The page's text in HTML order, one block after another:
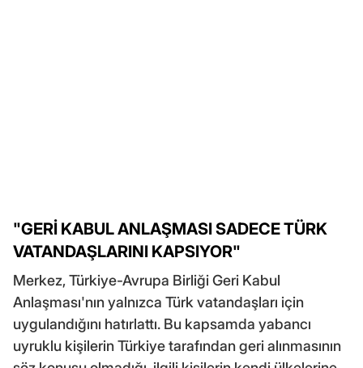
"GERİ KABUL ANLAŞMASI SADECE TÜRK
VATANDAŞLARINI KAPSIYOR"
Merkez, Türkiye-Avrupa Birliği Geri Kabul
Anlaşması'nın yalnızca Türk vatandaşları için
uygulandığını hatırlattı. Bu kapsamda yabancı
uyruklu kişilerin Türkiye tarafından geri alınmasının